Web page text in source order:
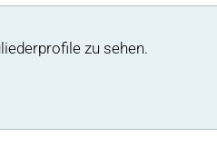
zu sehen.